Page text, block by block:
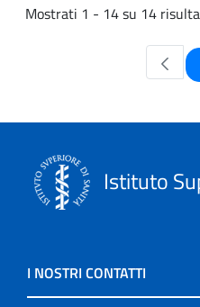
Mostrati 1 - 14 su 14
Istituto
I NOSTRI CONTATTI